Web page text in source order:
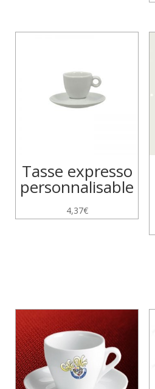
Tasse expresso
personnalisable
4,37€